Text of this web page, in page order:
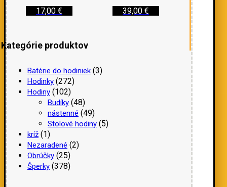
17,00 €
39,00€
Kategórie produktov
Batérie do hodiniek (3)
Hodinky (272)
Hodiny (102)
Budíky (48)
nástenné (49)
Stolové hodiny (5)
kríž (1)
Nezaradené (2)
Obrúčky (25)
Šperky (378)